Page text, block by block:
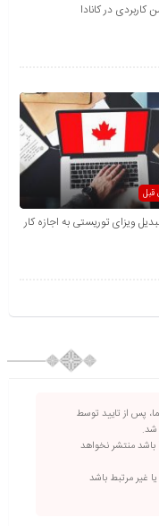
کاربردی در کانادا
ویزای توریستی به اجازه کار
پس از تایید توسط
شد.
باشد منتشر نخواهد
غیر مرتبط باشد